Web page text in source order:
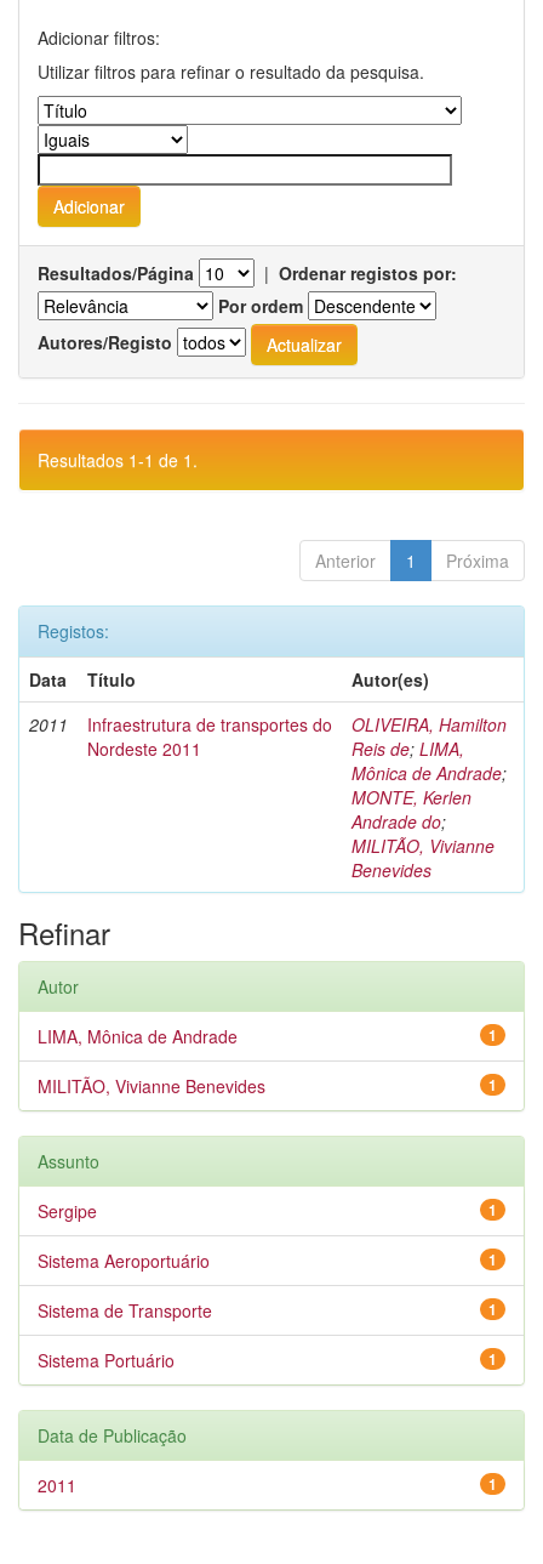
Adicionar filtros:
Utilizar filtros para refinar o resultado da pesquisa.
Resultados/Página | Ordenar registos por:
Por ordem
Autores/Registo
Resultados 1-1 de 1.
Anterior 1 Próxima
Registos:
Data
Título
Autor(es)
2011
Infraestrutura de transportes do
Nordeste 2011
OLIVEIRA, Hamilton
Reis de; LIMA,
Mônica de Andrade;
MONTE, Kerlen
Andrade do;
MILITÃO, Vivianne
Benevides
Refinar
Autor
1
LIMA, Mônica de Andrade
1
MILITÃO, Vivianne Benevides
Assunto
1
Sergipe
1
Sistema Aeroportuário
1
Sistema de Transporte
1
Sistema Portuário
Data de Publicação
1
2011